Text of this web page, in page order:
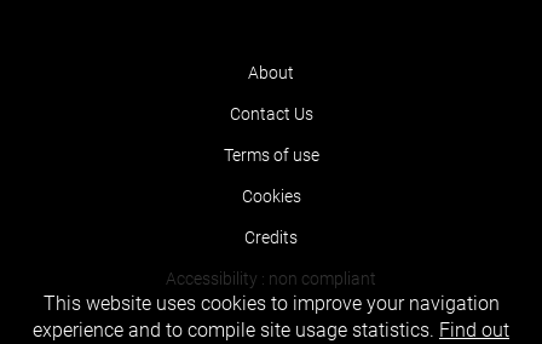
About
Contact Us
Terms of use
Cookies
Credits
Accessibility : non compliant
This website uses cookies to improve your navigation
experience and to compile site usage statistics. Find out